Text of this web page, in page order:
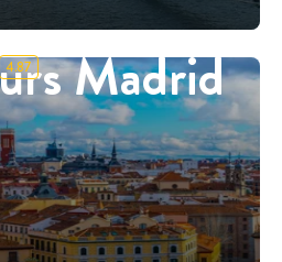
Madrid
4.87